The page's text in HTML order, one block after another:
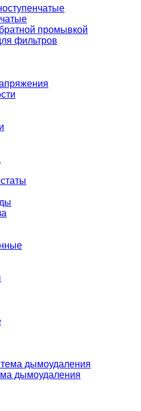
промывкой
фильтров
дымоудаления
дымоудаления